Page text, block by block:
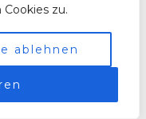
zu.
ablehnen
sind, um
zu werden.
eines